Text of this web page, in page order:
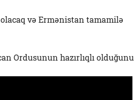
və Ermənistan tamamilə
Ordusunun hazırlıqlı olduğunu